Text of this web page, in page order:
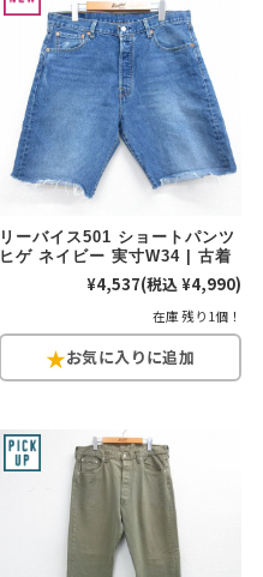
リーバイス501 ショートパンツ
ヒゲ ネイビー 実寸W34 | 古着
¥4,537(税込 ¥4,990)
在庫 残り1個！